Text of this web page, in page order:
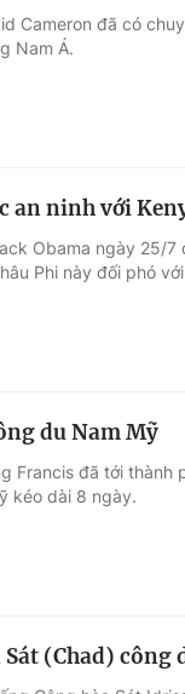
Cameron đã có
Nam Á.
an ninh với
Obama ngày 25/
Phi này đối phó
du Nam Mỹ
Francis đã tới
kéo dài 8 ngày.
(Chad) công